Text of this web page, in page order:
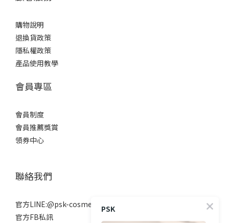
購物說明
退換貨政策
隱私權政策
產品使用教學
會員專區
會員制度
會員推薦獎賞
領券中心
聯絡我們
官方LINE:@psk-cosmetic
官方FB私訊
PSK